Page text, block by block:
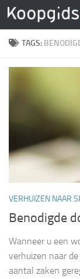
Doorgaan naar
TAGS:
VERHUIZEN NAAR
Benodigde
Wanneer u een
verhuizen naar
aantal zaken